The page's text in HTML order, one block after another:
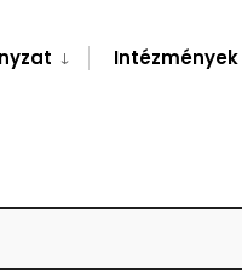
Intézmények